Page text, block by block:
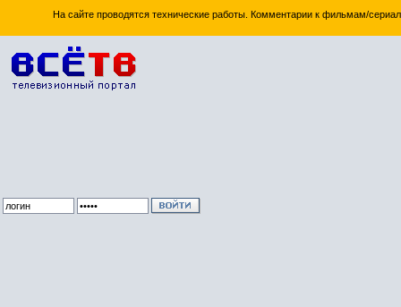
На сайте проводятся технические работы. Комментарии к фильмам/